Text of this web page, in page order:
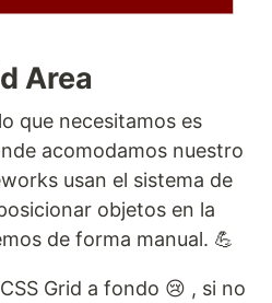
Area
que necesitamos es
acomodamos nuestro
usan el sistema de
objetos en la
de forma manual. 💪
Grid a fondo 😢 , si no